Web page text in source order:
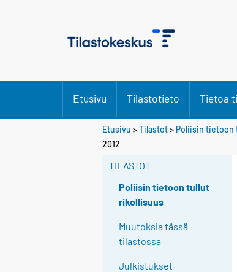
Etusivu Tilastotieto Tietoa
Etusivu >Tilastot> Poliisin tietoon
2012
TILASTOT
Poliisin tietoon tullut
rikollisuus
Muutoksia tässä
tilastossa
Julkistukset